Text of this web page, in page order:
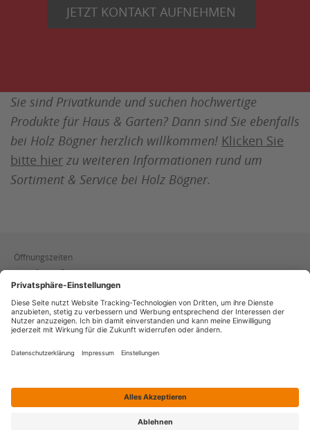
JETZT KONTAKT AUFNEHMEN
Sie sind Privatkunde und suchen hochwertige
Produkte für Haus & Garten? Dann sind Sie ebenfalls
bei Holz Bögner herzlich willkommen! Klicken Sie
bitte hier zu weiteren Informationen rund um
Sortiment & Service bei Holz Bögner.
Öffnungszeiten
Verkauf
Mo. - Fr.: 07:30 - 17:00 Uhr
Sa.:
08:30 - 12:30 Uhr
Lager
13:00 - 17:00 Uhr
08:30 - 12:30 Uhr